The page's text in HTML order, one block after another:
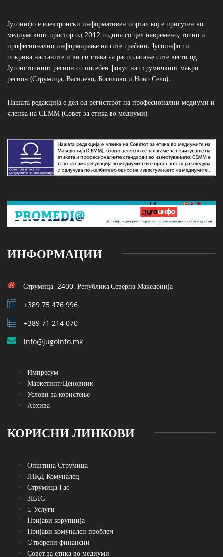
Југоинфо е електронски информативен портал кој е присутен во
медиумскиот простор од 2012 година со цел навремено, точно и
професионално информирање на сите граѓани. Југоинфо ги
покрива настаните и ви ги става на располагање сите вести од
Југоисточниот регион со посебен фокус на струмичкиот макро
регион (Струмица, Василево, Босилово и Ново Село).
Нашата редакција е дел од регистарот на професионални медиуми и
членка на СЕММ (Совет за етика во медиуми)
ИНФОРМАЦИИ
Струмица, 2400, Република Северна Македонија
+389 75 476 996
+389 71 214 070
info@jugoinfo.mk
Импресум
Маркетинг/Ценовник
Услови за користење
Архива
КОРИСНИ ЛИНКОВИ
Општина Струмица
ЈПКД Комуналец
Струмица Гас
ЗЕЛС
E-Услуги
Пријави корупција
Пријави комунален проблем
Oтворени финансии
Совет за етика во медиуми